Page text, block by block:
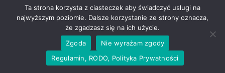
PORADA #275
Czytaj więcej »
Ta strona korzysta z ciasteczek aby świadczyć usługi na
najwyższym poziomie. Dalsze korzystanie ze strony oznacza,
że zgadzasz się na ich użycie.
Zgoda
Nie wyrażam zgody
Regulamin, RODO, Polityka Prywatności